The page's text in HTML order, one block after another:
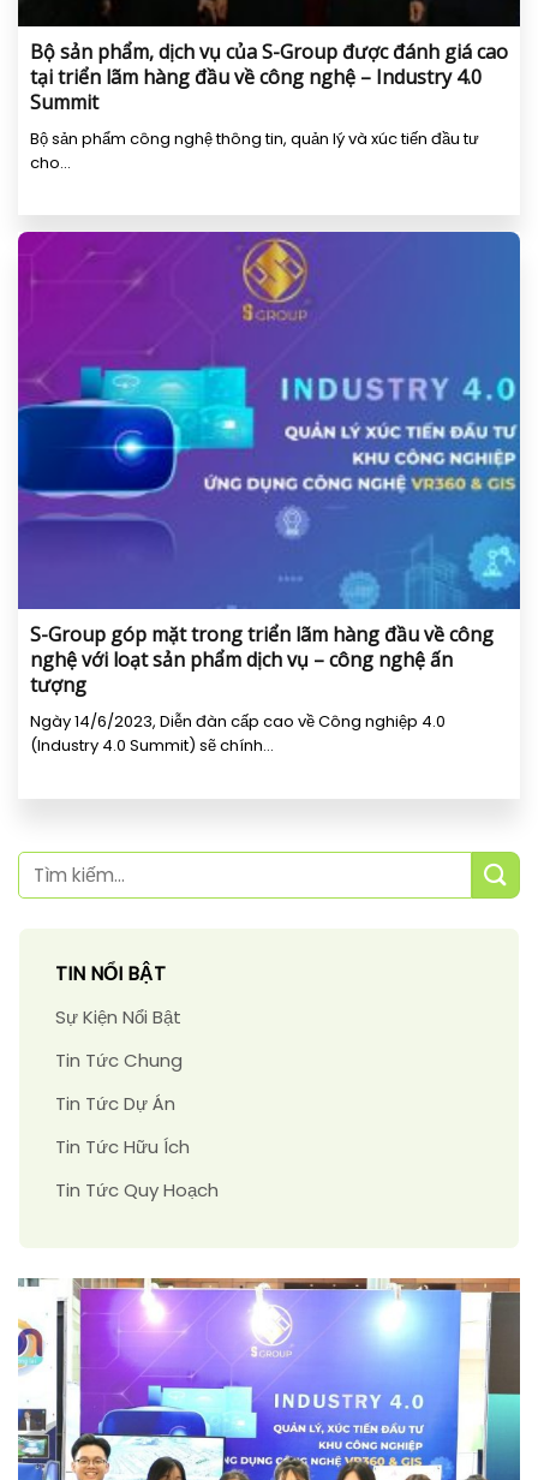
Bộ sản phẩm, dịch vụ của S-Group được đánh giá cao
tại triển lãm hàng đầu về công nghệ – Industry 4.0
Summit
Bộ sản phẩm công nghệ thông tin, quản lý và xúc tiến đầu tư
cho...
S-Group góp mặt trong triển lãm hàng đầu về công
nghệ với loạt sản phẩm dịch vụ – công nghệ ấn
tượng
Ngày 14/6/2023, Diễn đàn cấp cao về Công nghiệp 4.0
(Industry 4.0 Summit) sẽ chính...
TIN NỔI BẬT
Sự Kiện Nổi Bật
Tin Tức Chung
Tin Tức Dự Án
Tin Tức Hữu Ích
Tin Tức Quy Hoạch